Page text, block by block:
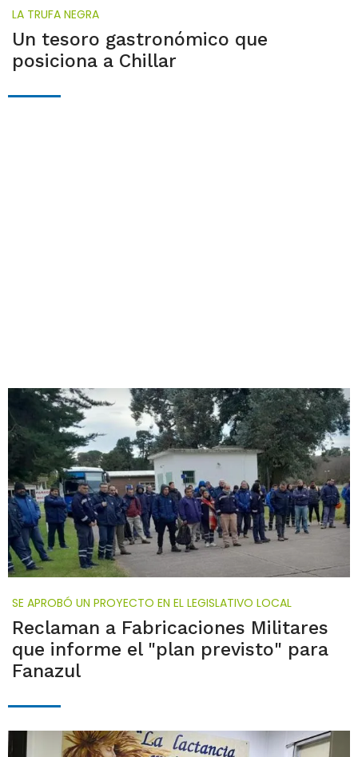
LA TRUFA NEGRA
Un tesoro gastronómico que
posiciona a Chillar
SE APROBÓ UN PROYECTO EN EL LEGISLATIVO LOCAL
Reclaman a Fabricaciones Militares
que informe el "plan previsto" para
Fanazul